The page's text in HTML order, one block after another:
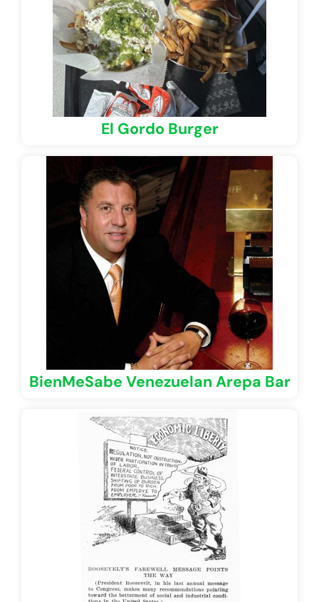
El Gordo Burger
BienMeSabe Venezuelan Arepa Bar